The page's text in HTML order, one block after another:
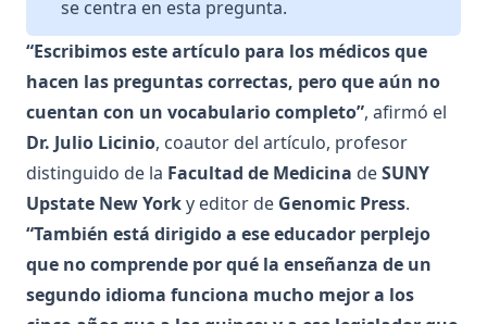
se centra en esta pregunta.
“Escribimos este artículo para los médicos que
hacen las preguntas correctas, pero que aún no
cuentan con un vocabulario completo”, afirmó el
Dr. Julio Licinio, coautor del artículo, profesor
distinguido de la Facultad de Medicina deSUNY
Upstate New Yorky editor de Genomic Press.
“También está dirigido a ese educador perplejo
que no comprende por qué la enseñanza de un
segundo idioma funciona mucho mejor a los